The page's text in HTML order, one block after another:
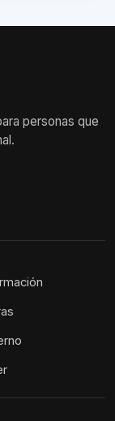
personas que